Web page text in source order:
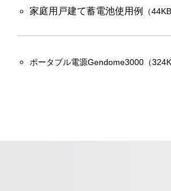
家庭用戸建て蓄電池使用例 （44KB
ポータブル電源Gendome3000（